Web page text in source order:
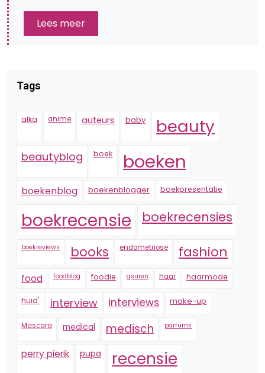
Lees meer
Tags
alka anime auteurs baby beauty
beautyblog boek boeken
boekenblog boekenblogger boekpresentatie
boekrecensie boekrecensies
boekreviews books endometriose fashion
food foodblog foodie geuren haar haarmode
huid' interview interviews make-up
Mascara medical medisch parfums
perry pierik pupa recensie